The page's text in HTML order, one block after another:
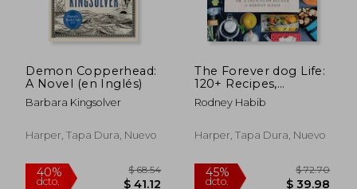
Demon Copperhead:
A Novel (en Inglés)
Barbara Kingsolver
Harper, Tapa Dura, Nuevo
The Forever dog Life:
120+ Recipes,
Longevity Tips, and
new Science for
Healthier Homes (en
Rodney Habib
Harper, Tapa Dura, Nuevo